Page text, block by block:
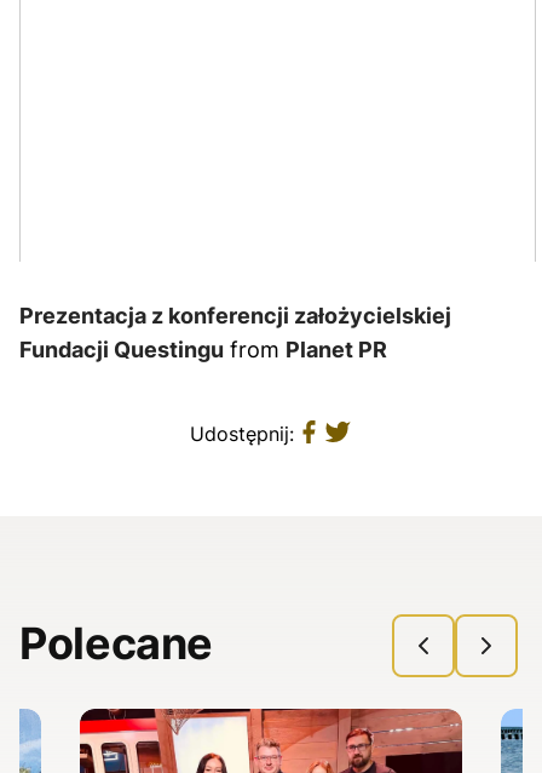
Prezentacja z konferencji założycielskiej
Fundacji Questingu from Planet PR
Udostępnij:
Polecane